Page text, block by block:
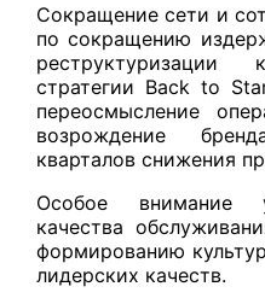
Сокращение сети и
по сокращению
стратегии Back to
переосмысление
возрождение
кварталов снижения
Особое внимание
качества
формированию
лидерских качеств.